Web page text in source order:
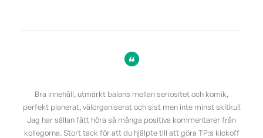
Bra innehåll, utmärkt balans mellan seriositet och komik,
perfekt planerat, välorganiserat och sist men inte minst skitkul!
Jag har sällan fått höra så många positiva kommentarer från
kollegorna. Stort tack för att du hjälpte till att göra TP:s kickoff